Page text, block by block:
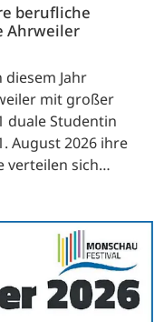
berufliche
Ahrweiler
diesem Jahr
mit großer
duale Studentin
August 2026 ihre
verteilen sich…